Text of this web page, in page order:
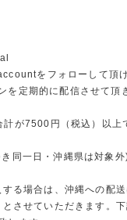
をフォローして頂け
を定期的に配信させて頂
計が7500円（税込）以上
同一日・沖縄県は対象外
る場合は、沖縄への配送
させていただきます。